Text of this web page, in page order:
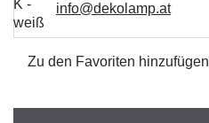
info@dekolamp.at
Zu den Favoriten hinzufügen